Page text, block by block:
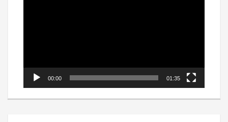
00:00 01:35